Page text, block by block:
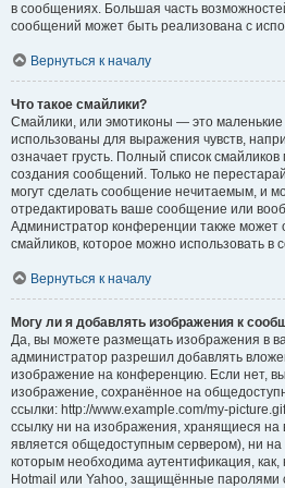
в сообщениях. Большая часть
сообщений может быть реализована с
Вернуться к началу
Что такое смайлики?
Смайлики, или эмотиконы — это маленькие
использованы для выражения чувств,
означает грусть. Полный список
создания сообщений. Только не
могут сделать сообщение нечитаемым, и
отредактировать ваше сообщение или
Администратор конференции также может
смайликов, которое можно использовать в
Вернуться к началу
Могу ли я добавлять изображения к
Да, вы можете размещать изображения в
администратор разрешил добавлять
изображение на конференцию. Если нет,
изображение, сохранённое на
ссылки: http://www.example.com/my-
ссылку ни на изображения, хранящиеся
является общедоступным сервером), ни на
которым необходима аутентификация,
Hotmail или Yahoo, защищённые паролями